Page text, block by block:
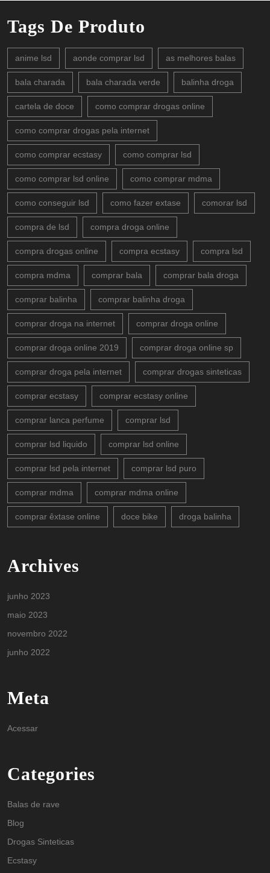
Tags De Produto
anime lsd aonde comprar lsd as melhores balas
bala charada bala charada verde balinha droga
cartela de doce como comprar drogas online
como comprar drogas pela internet
como comprar ecstasy como comprar lsd
como comprar lsd online como comprar mdma
como conseguir lsd como fazer extase comorar lsd
compra de lsd compra droga online
compra drogas online compra ecstasy compra lsd
compra mdma comprar bala comprar bala droga
comprar balinha comprar balinha droga
comprar droga na internet comprar droga online
comprar droga online 2019 comprar droga online sp
comprar droga pela internet comprar drogas sinteticas
comprar ecstasy comprar ecstasy online
comprar lanca perfume comprar lsd
comprar lsd liquido comprar lsd online
comprar lsd pela internet comprar lsd puro
comprar mdma comprar mdma online
comprar êxtase online doce bike droga balinha
Archives
junho 2023
maio 2023
novembro 2022
junho 2022
Meta
Acessar
Categories
Balas de rave
Blog
Drogas Sinteticas
Ecstasy